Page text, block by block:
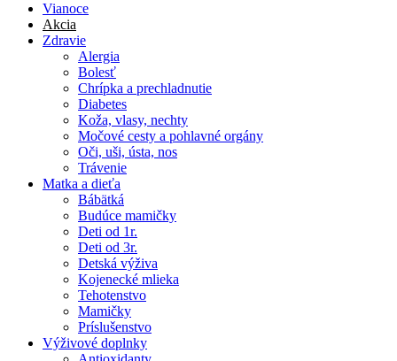
Vianoce
Akcia
Zdravie
Alergia
Bolesť
Chrípka a prechladnutie
Diabetes
Koža, vlasy, nechty
Močové cesty a pohlavné orgány
Oči, uši, ústa, nos
Trávenie
Matka a dieťa
Bábätká
Budúce mamičky
Deti od 1r.
Deti od 3r.
Detská výživa
Kojenecké mlieka
Tehotenstvo
Mamičky
Príslušenstvo
Výživové doplnky